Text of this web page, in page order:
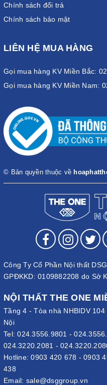
Chính sách đổi trả
Chính sách bảo mật
LIÊN HỆ MUA HÀNG
Gọi mua hàng KV Miền Bắc:
Gọi mua hàng KV Miền Nam:
© Bản quyền thuộc về
Công Ty Cổ Phần Nội thất
GPĐKKD: 0109882208 do Sở
NỘI THẤT THE ONE
Tầng 4 - Tòa nhà NHBIDV
Nội
Tel:024.3556.9801 -
024.3220.2081 -
Hotline:0903 420 678 - 0903
438
Email: sale@dsggroup.vn